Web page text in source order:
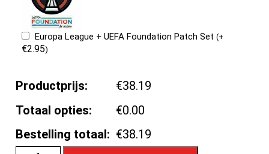
Europa League + UEFA Foundation Patch Set(+
€2.95)
Productprijs:
€38.19
Totaal opties:
€0.00
Bestelling totaal: €38.19